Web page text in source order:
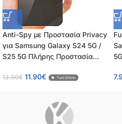
Anti-Spy με Προστασία Privacy
για Samsung Galaxy S24 5G /
S25 5G Πλήρης Προστασία
Κάλυψη 100%, OEM, 0.26mm
13.90€ 11.90€ Τιμή Online